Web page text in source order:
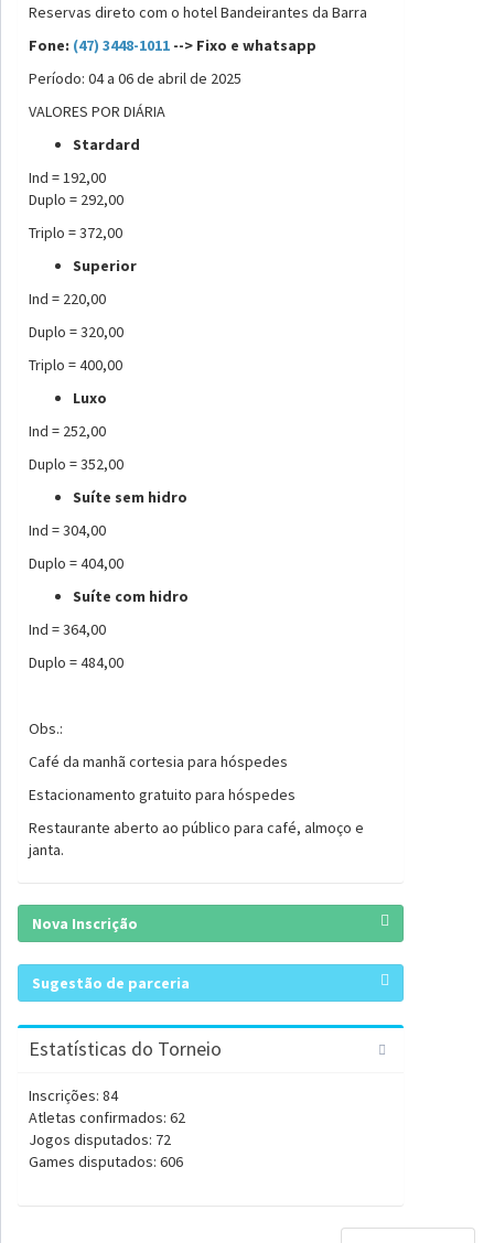
Reservas direto com o hotel Bandeirantes da Barra
Fone: (47) 3448-1011 --> Fixo e whatsapp
Período: 04 a 06 de abril de 2025
VALORES POR DIÁRIA
Stardard
Ind = 192,00
Duplo = 292,00
Triplo = 372,00
Superior
Ind = 220,00
Duplo = 320,00
Triplo = 400,00
Luxo
Ind = 252,00
Duplo = 352,00
Suíte sem hidro
Ind = 304,00
Duplo = 404,00
Suíte com hidro
Ind = 364,00
Duplo = 484,00
Obs.:
Café da manhã cortesia para hóspedes
Estacionamento gratuito para hóspedes
Restaurante aberto ao público para café, almoço e
janta.
Nova Inscrição
Sugestão de parceria
Estatísticas do Torneio
Inscrições: 84
Atletas confirmados: 62
Jogos disputados: 72
Games disputados: 606